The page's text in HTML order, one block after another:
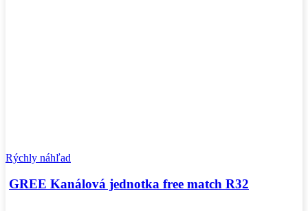
Rýchly náhľad
GREE Kanálová jednotka free match R32